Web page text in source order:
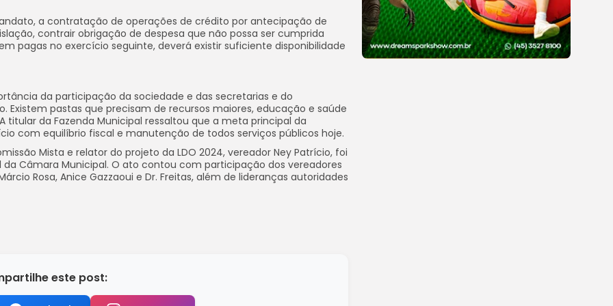
a contratação de operações de crédito por antecipação de
contrair obrigação de despesa que não possa ser cumprida
pagas no exercício seguinte, deverá existir suficiente disponibilidade
da participação da sociedade e das secretarias e do
pastas que precisam de recursos maiores, educação e saúde
da Fazenda Municipal ressaltou que a meta principal da
com equilíbrio fiscal e manutenção de todos serviços públicos hoje.
Mista e relator do projeto da LDO 2024, vereador Ney Patrício, foi
Câmara Municipal. O ato contou com participação dos vereadores
Rosa, Anice Gazzaoui e Dr. Freitas, além de lideranças autoridades
este post: